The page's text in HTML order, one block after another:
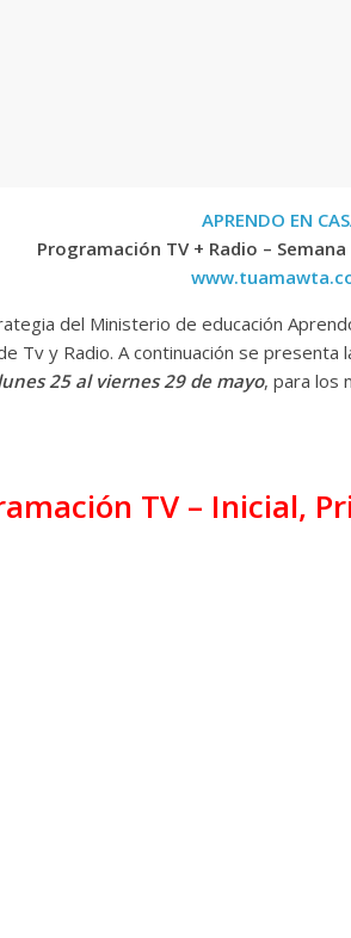
APRENDO EN
Programación TV + Radio –
del Ministerio de educación
Tv y Radio. A continuación se presenta
25 al viernes 29 de mayo, para los
TV – Inicial,